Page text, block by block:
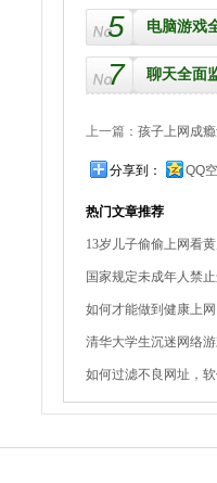
5 电脑游戏
7 聊天全面
上一篇： 孩子上网成
分享到： QQ
热门文章推荐
13岁儿子偷偷上网看
国家规定未成年人禁
如何才能做到健康上网
清华大学生沉迷网络
如何过滤不良网址，